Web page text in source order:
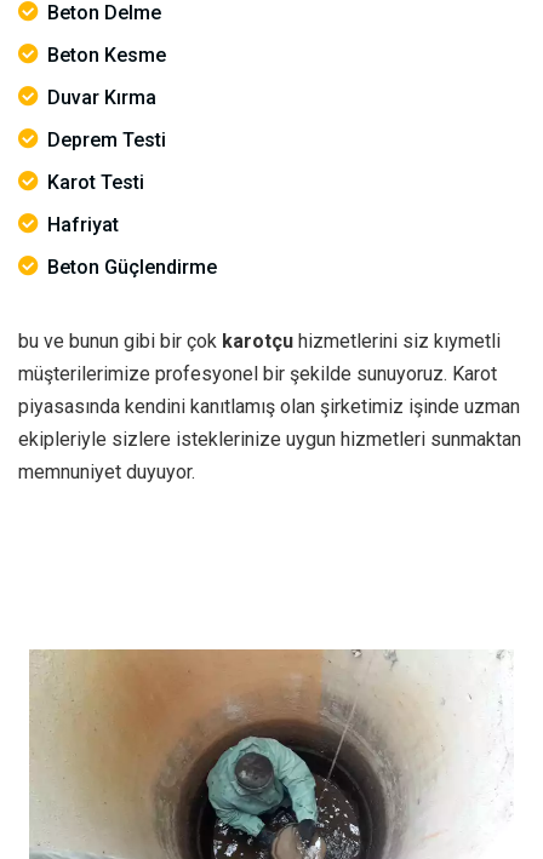
Beton Delme
Beton Kesme
Duvar Kırma
Deprem Testi
Karot Testi
Hafriyat
Beton Güçlendirme
bu ve bunun gibi bir çok karotçu hizmetlerini siz kıymetli
müşterilerimize profesyonel bir şekilde sunuyoruz. Karot
piyasasında kendini kanıtlamış olan şirketimiz işinde uzman
ekipleriyle sizlere isteklerinize uygun hizmetleri sunmaktan
memnuniyet duyuyor.